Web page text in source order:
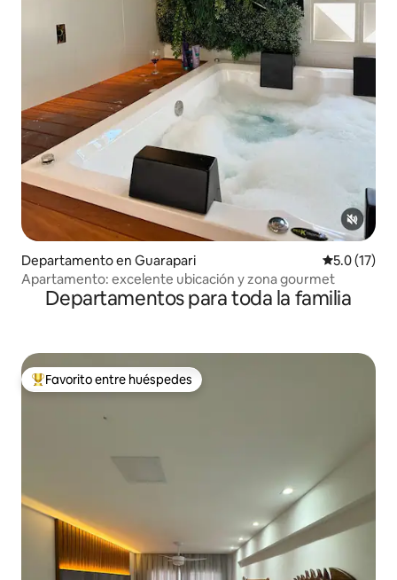
Departamento en Guarapari Calificación
5.0 (17)
Apartamento: excelente ubicación y zona gourmet
Departamentos para toda la familia
De los mejores en Favorito entre huéspedes
Favorito entre huéspedes